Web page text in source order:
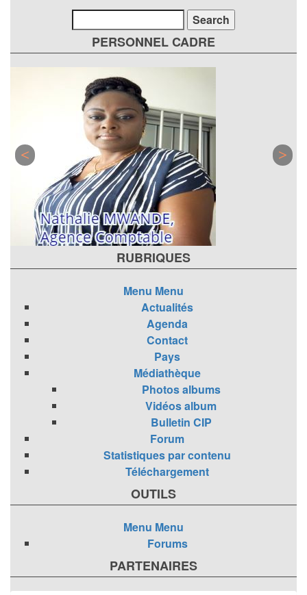
PERSONNEL CADRE
RUBRIQUES
Menu Menu
Actualités
Agenda
Contact
Pays
Médiathèque
Photos albums
Vidéos album
Bulletin CIP
Forum
Statistiques par contenu
Téléchargement
OUTILS
Menu Menu
Forums
PARTENAIRES